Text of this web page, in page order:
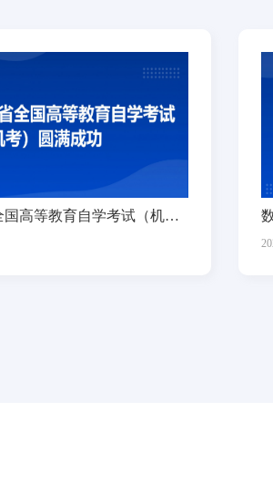
热烈祝贺四川省全国高等教育自学考试（机考）圆满成功